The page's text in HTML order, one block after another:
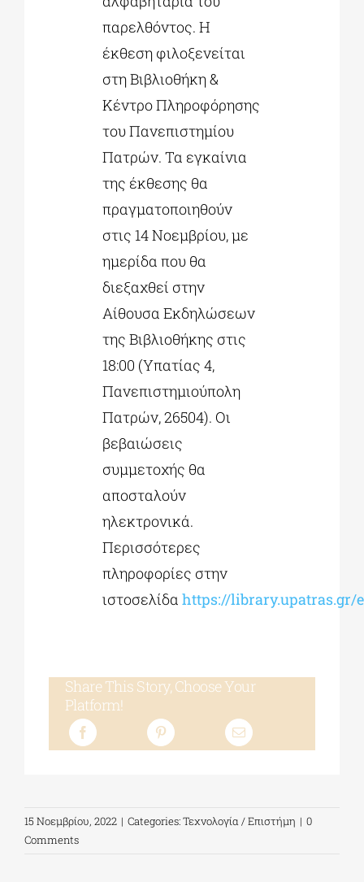
παρελθόντος. Η
έκθεση φιλοξενείται
στη Βιβλιοθήκη &
Κέντρο Πληροφόρησης
του Πανεπιστημίου
Πατρών. Τα εγκαίνια
της έκθεσης θα
πραγματοποιηθούν
στις 14 Νοεμβρίου, με
ημερίδα που θα
διεξαχθεί στην
Αίθουσα Εκδηλώσεων
της Βιβλιοθήκης στις
18:00 (Υπατίας 4,
Πανεπιστημιούπολη
Πατρών, 26504). Οι
βεβαιώσεις
συμμετοχής θα
αποσταλούν
ηλεκτρονικά.
Περισσότερες
πληροφορίες στην
ιστοσελίδα https://
Share This Story, Choose Your
Platform!
15 Νοεμβρίου, 2022 | Categories:Τεχνολογία / Επιστήμη | 0
Comments